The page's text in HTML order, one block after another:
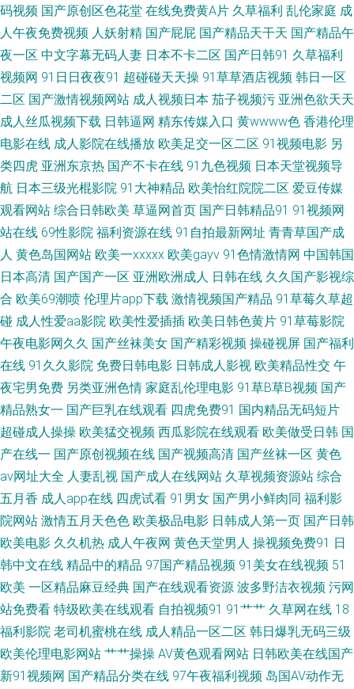
现线看 99热精品国 日韩一区精品 国产精品欧美一区 亚洲αv在线精品糸列 欧
美高清免费区 成全在线观看免费观看完整 亚洲国产第一页 狼友免费 百度影
短剧短视频 国产理论片 百度影院 国产精伦 97高清影视 亚洲小幼 妈妈的朋
友在线手机免费完整版 二品国精品69xx 尤物视频网 免费看的黄色网子 91探
花秘在线播放 97另类高清影院 97草草草 在线视频日韩有码 欧美三级在线观
看国产 国产情侣在线 中国老太婆video 欧美网站 成年人毛 日韩无码三级影片
国产极品美乳尤物在线 91污秽网站 国产热成一区二区精品 91操鸡 人人操人
人超碰 国产精品不卡 亚洲AV色片爱豆 九九九热 最近中文字幕电 日韩一区二
区专区 国产精品久线在线观看 91同城色情 全球华人原创 国产国语国拍精品
亚洲春黄在线观看 精品国产不卡一区二区 不卡欧美在线视频 天美传媒A片
国产真实伦对 亚洲一区在线 A色在线观看 婷婷伊综合网 国产在线亚洲精 影
音先锋av光棍资源 日本高清网站 国产乱子轮xx 亚洲裸男gv网站 玖玖玖玖色
91黑丝av 奇米影视77 国产精品人在线观看 在线激情免费观看一级 日韩激情
视频网站 黑人异族巨 字幕免费乱码专区 青青娱乐国产极品 成人网大香蕉 五
月婷婷六月丁香综合 免费观看ab 99热这里只有精 日韩黄在线 国产1024香蕉
司机免费精品 手机电影网站 免费 成人性生交片 亚洲精品制服丝袜一区 人人
码视频 国产原创区色花堂 在线免费黄A片 久草福利 乱伦家庭 成
人午夜免费视频 人妖射精 国产屁屁 国产精品天干天 国产精品午
夜一区 中文字幕无码人妻 日本不卡二区 国产日韩91 久草福利
视频网 91日日夜夜91 超碰碰天天操 91草草酒店视频 韩日一区
二区 国产激情视频网站 成人视频日本 茄子视频污 亚洲色欲天天
成人丝瓜视频下载 日韩逼网 精东传媒入口 黄wwww色 香港伦理
电影在线 成人影院在线播放 欧美足交一区二区 91视频电影 另
类四虎 亚洲东京热 国产不卡在线 91九色视频 日本天堂视频导
航 日本三级光棍影院 91大神精品 欧美怡红院院二区 爱豆传媒
观看网站 综合日韩欧美 草逼网首页 国产日韩精品91 91视频网
站在线 69性影院 福利资源在线 91自拍最新网址 青青草国产成
人 黄色岛国网站 欧美一xxxxx 欧美gayv 91色情激情网 中国韩国
日本高清 国产国产一区 亚洲欧洲成人 日韩在线 久久国产影视综
合 欧美69潮喷 伦理片app下载 激情视频国产精品 91草莓久草超
碰 成人性爱aa影院 欧美性爱插插 欧美日韩色黄片 91草莓影院
午夜电影网久久 国产丝袜美女 国产精彩视频 操碰视屏 国产福利
在线 91久久影院 免费日韩电影 日韩成人影视 欧美精品性交 午
夜宅男免费 另类亚洲色情 家庭乱伦理电影 91草B草B视频 国产
精品熟女一 国产巨乳在线观看 四虎免费91 国内精品无码短片
超碰成人操操 欧美猛交视频 西瓜影院在线观看 欧美做受日韩 国
产在线一 国产原创视频在线 国产视频高清 国产丝袜一区 黄色
av网址大全 人妻乱视 国产成人在线网站 久草视频资源站 综合
五月香 成人app在线 四虎试看 91男女 国产男小鲜肉同 福利影
院网站 激情五月天色色 欧美极品电影 日韩成人第一页 国产日韩
欧美电影 久久机热 成人午夜网 黄色天堂男人 操视频免费91 日
韩中文在线 精品中的精品 97国产精品视频 91美女在线视频 51
欧美 一区精品麻豆经典 国产在线观看资源 波多野洁衣视频 污网
站免费看 特级欧美在线观看 自拍视频91 91艹艹 久草网在线 18
福利影院 老司机蜜桃在线 成人精品一区二区 韩日爆乳无码三级
欧美伦理电影网站 艹艹操操 AV黄色观看网站 日韩欧美在线国产
新91视频网 国产精品分类在线 97午夜福利视频 岛国AV动作无